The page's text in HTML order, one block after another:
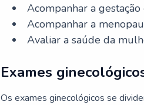
Acompanhar a
Acompanhar a
Avaliar a saúde da
Exames
Os exames ginecológicos se